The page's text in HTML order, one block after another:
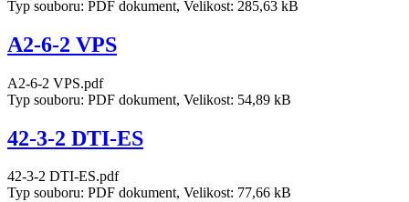
Typ souboru: PDF dokument, Velikost: 285,63 kB
A2-6-2 VPS
A2-6-2 VPS.pdf
Typ souboru: PDF dokument, Velikost: 54,89 kB
42-3-2 DTI-ES
42-3-2 DTI-ES.pdf
Typ souboru: PDF dokument, Velikost: 77,66 kB